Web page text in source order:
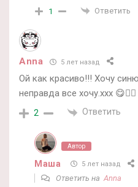
1 Ответить
Anna 5 лет назад
Ой как красиво!!! Хочу
неправда все хочу.ххх 😋🤦‍♀️
2 Ответить
Автор
Маша 5 лет назад
Ответить на Anna